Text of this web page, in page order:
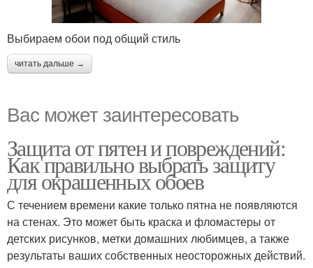
Выбираем обои под общий стиль
читать дальше →
Вас может заинтересовать
Защита от пятен и повреждений:
Как правильно выбрать защиту
для окрашенных обоев
С течением времени какие только пятна не появляются
на стенах. Это может быть краска и фломастеры от
детских рисунков, метки домашних любимцев, а также
результаты ваших собственных неосторожных действий.